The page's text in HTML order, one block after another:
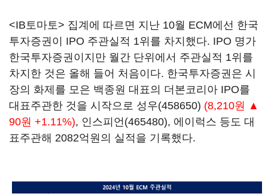
<IB토마토> 집계에 따르면 지난 10월 ECM에선 한국
투자증권이 IPO 주관실적 1위를 차지했다. IPO 명가
한국투자증권이지만 월간 단위에서 주관실적 1위를
차지한 것은 올해 들어 처음이다. 한국투자증권은 시
장의 화제를 모은 백종원 대표의 더본코리아 IPO를
대표주관한 것을 시작으로 성우(458650) (8,210원 ▲
90원 +1.11%), 인스피언(465480), 에이럭스 등도 대
표주관해 2082억원의 실적을 기록했다.